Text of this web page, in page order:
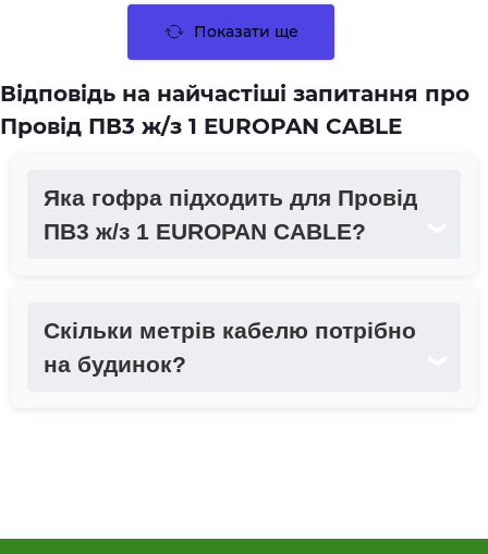
Показати ще
Відповідь на найчастіші запитання про
Провід ПВ3 ж/з 1 EUROPAN CABLE
Яка гофра підходить для Провід
ПВ3 ж/з 1 EUROPAN CABLE?
Скільки метрів кабелю потрібно
на будинок?